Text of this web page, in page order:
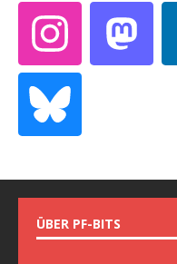
ÜBER PF-BITS